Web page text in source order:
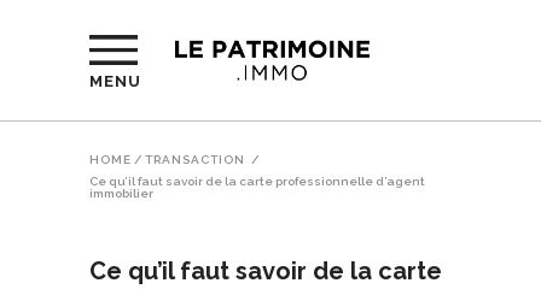
MENU
HOME / TRANSACTION
/
Ce qu’il faut savoir de la carte professionnelle d’agent
immobilier
Ce qu’il faut savoir de la carte